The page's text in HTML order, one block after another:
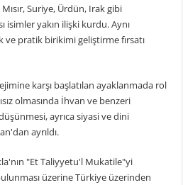
Suriye, Ürdün, Irak gibi
isimler yakın ilişki kurdu. Aynı
pratik birikimi geliştirme fırsatı
karşı başlatılan ayaklanmada rol
olmasında İhvan ve benzeri
ayrıca siyasi ve dini
ayrıldı.
"Et Taliyyetu'l Mukatile"yi
üzerine Türkiye üzerinden